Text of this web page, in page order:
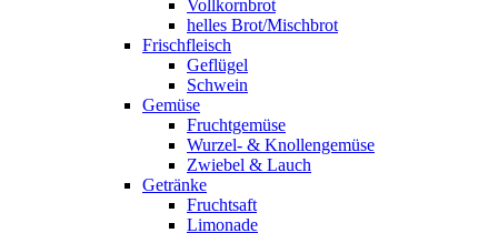
Vollkornbrot
helles Brot/Mischbrot
Frischfleisch
Geflügel
Schwein
Gemüse
Fruchtgemüse
Wurzel- & Knollengemüse
Zwiebel & Lauch
Getränke
Fruchtsaft
Limonade